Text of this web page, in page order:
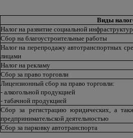
Виды
Налог на развитие социальной
Сбор на благоустроительные работы
Налог на перепродажу автотранспортных
лицами
Налог на рекламу
Сбор за право торговли
Лицензионный сбор на право торговли:
- алкогольной продукцией
- табачной продукцией
Сбор за регистрацию юридических, а
предпринимательской деятельностью
Сбор за парковку автотранспорта